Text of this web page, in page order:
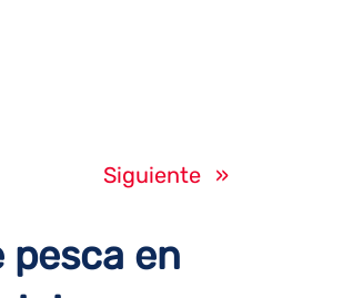
Siguiente »
pesca en